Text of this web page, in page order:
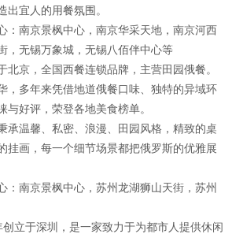
出宜人的用餐氛围。
南京景枫中心，南京华采天地，南京河西
，无锡万象城，无锡八佰伴中心等
京，全国西餐连锁品牌，主营田园俄餐。
，多年来凭借地道俄餐口味、独特的异域环
与好评，荣登各地美食榜单。
温馨、私密、浪漫、田园风格，精致的桌
挂画，每一个细节场景都把俄罗斯的优雅展
南京景枫中心，苏州龙湖狮山天街，苏州
于深圳，是一家致力于为都市人提供休闲